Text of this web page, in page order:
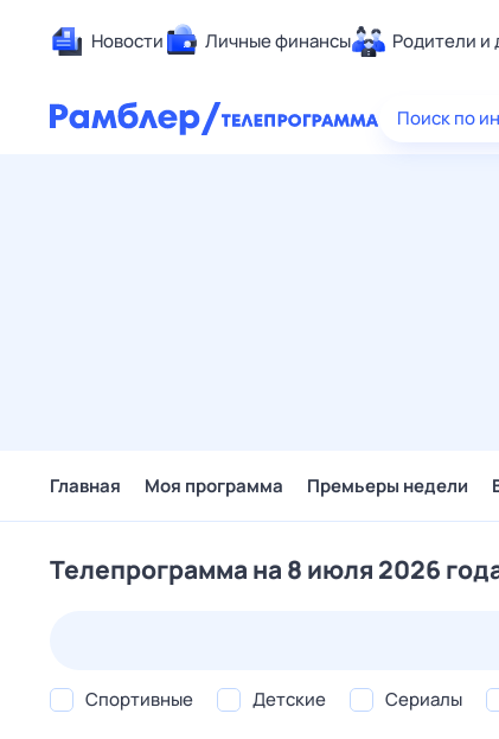
Новости Личные финансы Родители и
Поиск по
Главная Моя программа Премьеры недели
Телепрограмма на 8 июля 2026
Спортивные Детские Сериалы